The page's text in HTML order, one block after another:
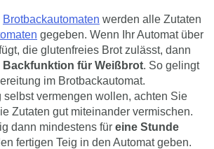
Brotbackautomaten werden alle Zutaten
gegeben. Wenn Ihr Automat über
die glutenfreies Brot zulässt, dann
Backfunktion für Weißbrot. So gelingt
im Brotbackautomat.
selbst vermengen wollen, achten Sie
Zutaten gut miteinander vermischen.
dann mindestens für eine Stunde
fertigen Teig in den Automat geben.